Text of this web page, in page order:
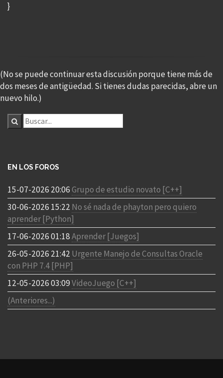
}
(No se puede continuar esta discusión porque tiene más de
dos meses de antigüedad. Si tienes dudas parecidas, abre un
nuevo hilo.)
EN LOS FOROS
15-07-2026 20:06Grupo de estudio novato [C++]
30-06-2026 15:22 No sé nada de phayton pero quiero
aprender [Python]
17-06-2026 01:18Aprender [Juegos]
26-05-2026 21:42 Urgente Manejo de Consultas Oracle
con PHP 7.4 [PHP]
12-05-2026 03:09VideoJuego [C++]
(Anteriores...)